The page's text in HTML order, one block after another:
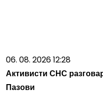
06. 08. 2026 12:28
Активисти СНС
Пазови